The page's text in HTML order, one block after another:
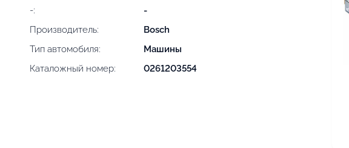
-:
-
Производитель:
Bosch
Тип автомобиля:
Машины
Каталожный номер:
0261203554